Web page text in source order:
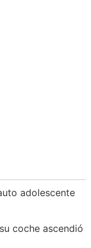
adolescente
coche ascendió